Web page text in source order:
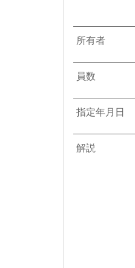
所有者
員数
指定年月日
解説